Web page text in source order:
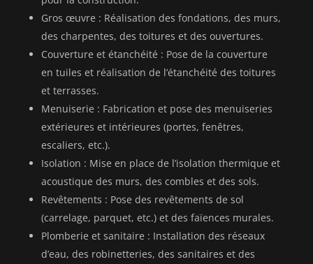
Gros œuvre : Réalisation des fondations, des murs,
des charpentes, des toitures et des ouvertures.
Couverture et étanchéité : Pose de la couverture
en tuiles et réalisation de l’étanchéité des toitures
et terrasses.
Menuiserie : Fabrication et pose des menuiseries
extérieures et intérieures (portes, fenêtres,
escaliers, etc.).
Isolation : Mise en place de l’isolation thermique et
acoustique des murs, des combles et des sols.
Revêtements : Pose des revêtements de sol
(carrelage, parquet, etc.) et des faïences murales.
Plomberie et sanitaire : Installation des réseaux
d’eau, des robinetteries, des sanitaires et des